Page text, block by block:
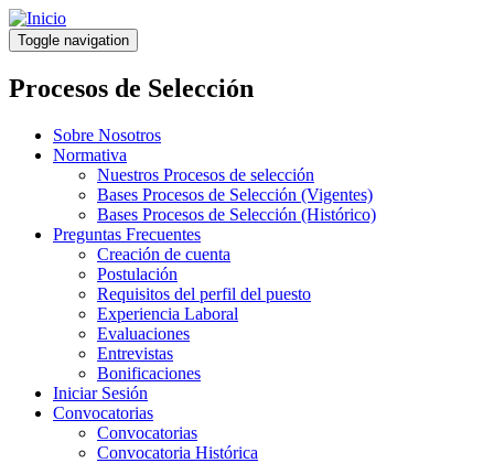
Pasar
al
contenido
principal
Toggle navigation
Procesos de Selección
Sobre Nosotros
Normativa
Nuestros Procesos de selección
Bases Procesos de Selección (Vigentes)
Bases Procesos de Selección (Histórico)
Preguntas Frecuentes
Creación de cuenta
Postulación
Requisitos del perfil del puesto
Experiencia Laboral
Evaluaciones
Entrevistas
Bonificaciones
Iniciar Sesión
Convocatorias
Convocatorias
Convocatoria Histórica